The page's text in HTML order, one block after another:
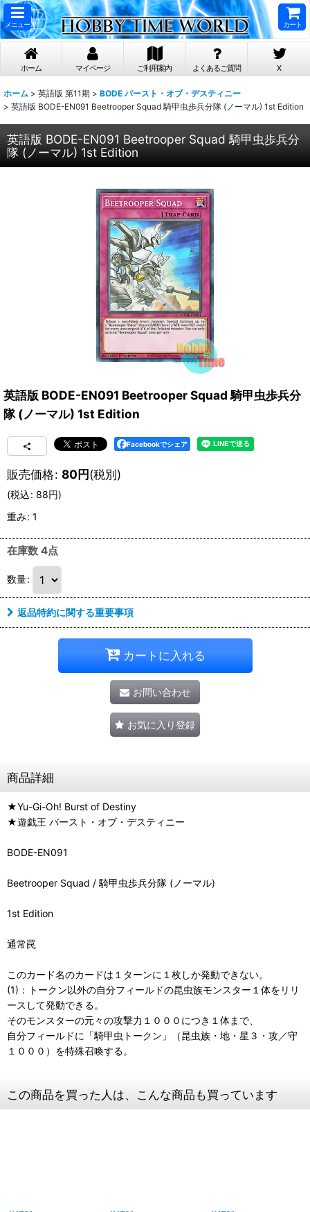
メニュー カート
ホーム マイページ ご利用案内 よくあるご質問 X
ホーム > 英語版 第11期 > BODE バースト・オブ・デスティニー
> 英語版 BODE-EN091 Beetrooper Squad 騎甲虫歩兵分隊 (ノーマル) 1st Edition
英語版 BODE-EN091 Beetrooper Squad 騎甲虫歩兵分
隊 (ノーマル) 1st Edition
英語版 BODE-EN091 Beetrooper Squad 騎甲虫歩兵分
隊 (ノーマル) 1st Edition
Facebookでシェア
販売価格: 80円(税別)
(税込: 88円)
重み: 1
在庫数 4点
数量:
返品特約に関する重要事項
カートに入れる
お問い合わせ
お気に入り登録
商品詳細
★Yu-Gi-Oh! Burst of Destiny
★遊戯王 バースト・オブ・デスティニー
BODE-EN091
Beetrooper Squad / 騎甲虫歩兵分隊 (ノーマル)
1st Edition
通常罠
このカード名のカードは１ターンに１枚しか発動できない。
(1)：トークン以外の自分フィールドの昆虫族モンスター１体をリリ
ースして発動できる。
そのモンスターの元々の攻撃力１０００につき１体まで、
自分フィールドに「騎甲虫トークン」（昆虫族・地・星３・攻／守
１０００）を特殊召喚する。
この商品を買った人は、こんな商品も買っています